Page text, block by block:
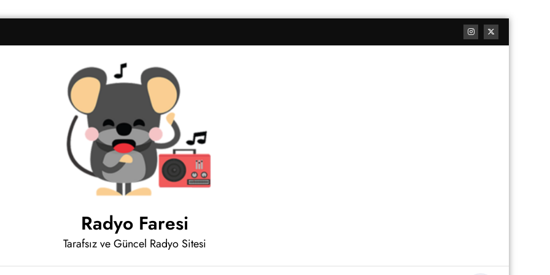
Radyo Faresi
Tarafsız ve Güncel Radyo Sitesi